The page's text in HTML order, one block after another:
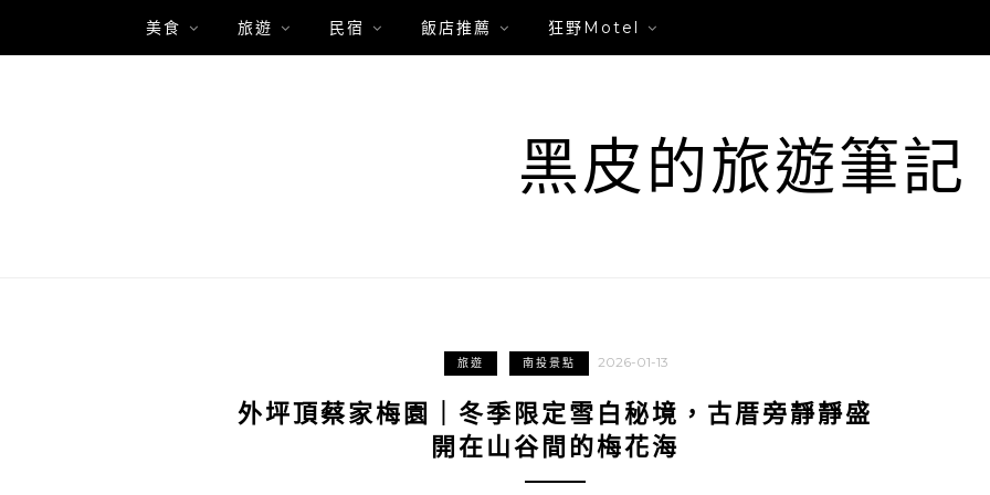
美食 旅遊 民宿 飯店推薦 狂野Motel
黑皮的旅遊筆記
旅遊 南投景點 2026-01-13
外坪頂蔡家梅園｜冬季限定雪白秘境，古厝旁靜靜盛
開在山谷間的梅花海